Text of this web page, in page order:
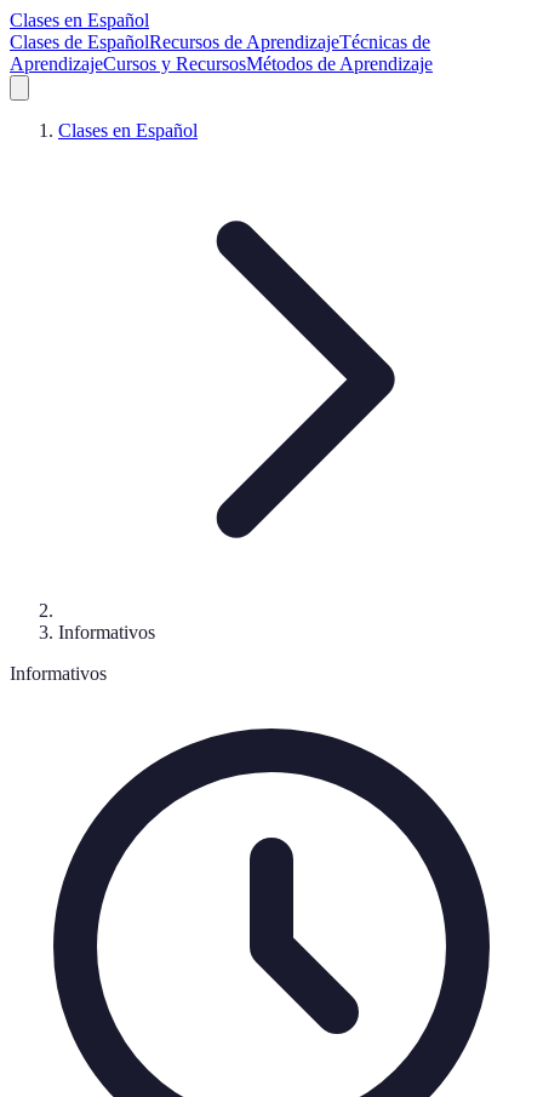
Clases en Español
Clases de EspañolRecursos de AprendizajeTécnicas de
AprendizajeCursos y RecursosMétodos de Aprendizaje
Clases en Español
Informativos
Informativos